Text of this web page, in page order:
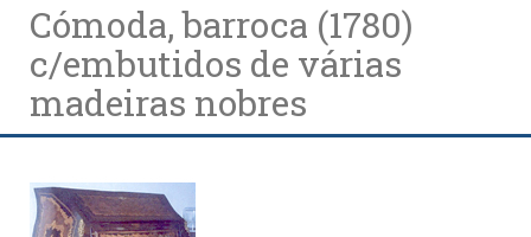
Cómoda, barroca (1780)
c/embutidos de várias
madeiras nobres